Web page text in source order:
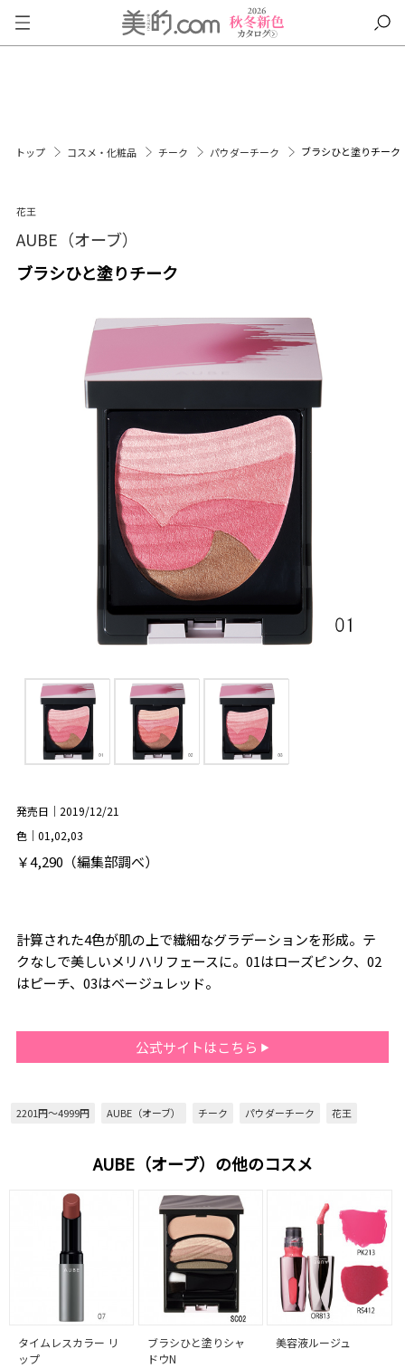
トップ コスメ・化粧品 チーク パウダーチーク ブラシひと塗りチーク
花王
AUBE（オーブ）
ブラシひと塗りチーク
発売日｜2019/12/21
色｜01,02,03
￥4,290（編集部調べ）
計算された4色が肌の上で繊細なグラデーションを形成。テ
クなしで美しいメリハリフェースに。01はローズピンク、02
はピーチ、03はベージュレッド。
公式サイトはこちら
2201円～4999円 AUBE（オーブ） チーク パウダーチーク 花王
AUBE（オーブ）の他のコスメ
タイムレスカラー リ
ップ
ブラシひと塗りシャ
ドウN
美容液ルージュ